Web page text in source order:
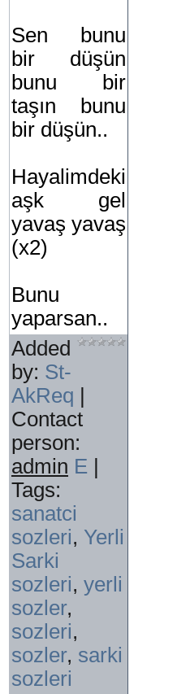
Sen bunu
bir düşün
bunu bir
taşın bunu
bir düşün..
Hayalimdeki
aşk gel
yavaş yavaş
(x2)
Bunu
yaparsan..
Added
by: St-
AkReq |
Contact
person:
admin E |
Tags:
sanatci
sozleri, Yerli
Sarki
sozleri, yerli
sozler,
sozleri,
sozler, sarki
sozleri